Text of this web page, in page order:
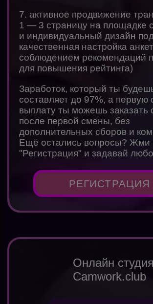
7. активное продвижение
1 — 3 страницу на площадке
и индивидуальный дизайн
качественная настройка
соблюдением рекомендаций
для повышения рейтинга)
Заработок, который ты
составляет до 97%, а первую
выплату ты можешь заказать
после первой смены, без
дополнительных сборов и
Ещё остались вопросы? Жми
"Регистрация" и задавай
РЕГИСТРАЦИЯ
Онлайн
Camwork.club